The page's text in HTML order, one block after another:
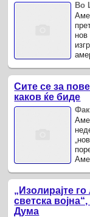
Во
Сите се за
каков ќе биде
„Изолирајте
светска
Дума